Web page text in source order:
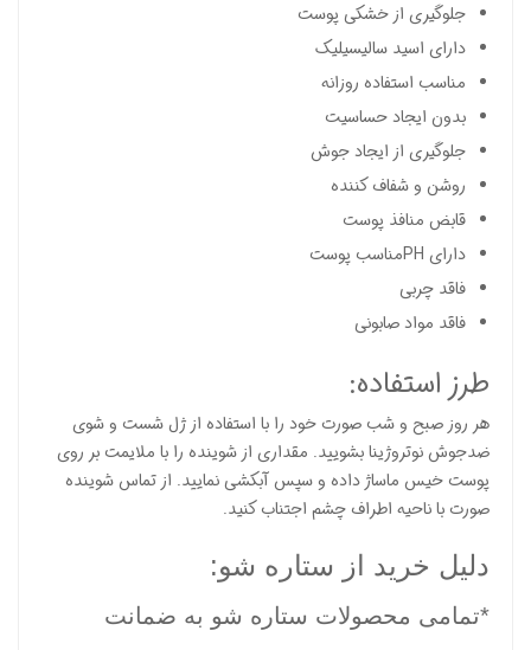
جلوگیری از خشکی پوست
دارای اسید سالیسیلیک
مناسب استفاده روزانه
بدون ایجاد حساسیت
جلوگیری از ایجاد جوش
روشن و شفاف کننده
قابض منافذ پوست
دارای PHمناسب پوست
فاقد چربی
فاقد مواد صابونی
طرز استفاده:
هر روز صبح و شب صورت خود را با استفاده از ژل شست و شوی
ضدجوش نوتروژینا بشویید. مقداری از شوینده را با ملایمت بر روی
پوست خیس ماساژ داده و سپس آبکشی نمایید. از تماس شوینده
صورت با ناحیه اطراف چشم اجتناب کنید.
دلیل خرید از ستاره شو:
*تمامی محصولات ستاره شو به ضمانت